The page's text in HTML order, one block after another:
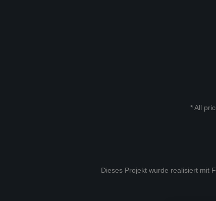
* All
Dieses Projekt wurde realisiert mit